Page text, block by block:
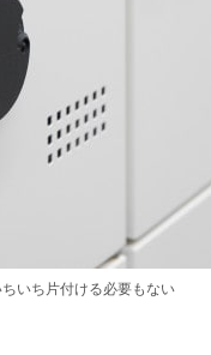
いち片付ける必要もない